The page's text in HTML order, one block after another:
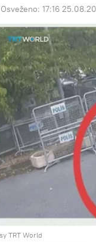
17:16
TRT World